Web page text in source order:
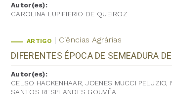
Autor(es):
CAROLINA LUPIFIERIO DE QUEIROZ
ARTIGO Ciências Agrárias
DIFERENTES ÉPOCA DE SEMEADURA
Autor(es):
CELSO HACKENHAAR, JOENES MUCCI
SANTOS RESPLANDES GOUVÊA